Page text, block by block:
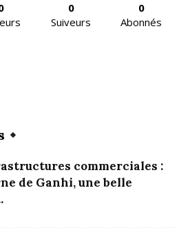
0
Suiveurs
0
Abonnés
commerciales :
de Ganhi, une belle